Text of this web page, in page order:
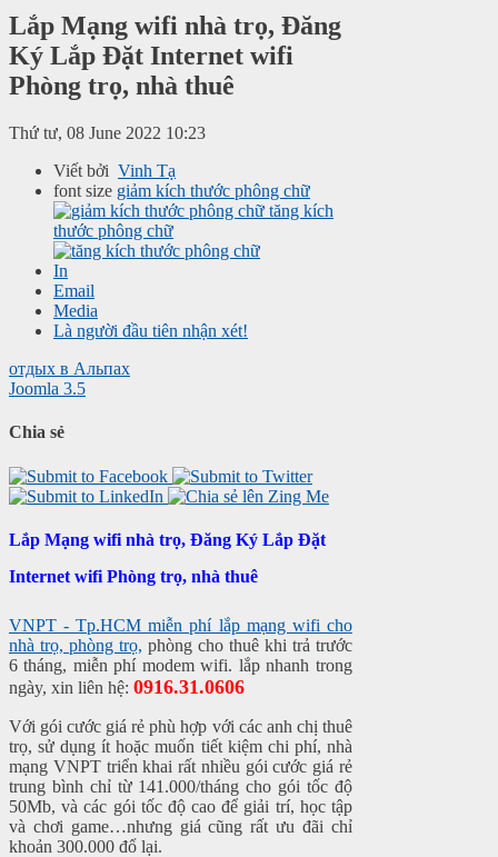
Lắp Mạng wifi nhà trọ, Đăng
Ký Lắp Đặt Internet wifi
Phòng trọ, nhà thuê
Thứ tư, 08 June 2022 10:23
Viết bởi Vinh Tạ
font size giảm kích thước phông chữ
tăng kích
thước phông chữ
In
Email
Media
Là người đầu tiên nhận xét!
отдых в Альпах
Joomla 3.5
Chia sẻ
Lắp Mạng wifi nhà trọ, Đăng Ký Lắp Đặt
Internet wifi Phòng trọ, nhà thuê
VNPT - Tp.HCM miễn phí lắp mạng wifi cho
nhà trọ, phòng trọ, phòng cho thuê khi trả trước
6 tháng, miễn phí modem wifi. lắp nhanh trong
ngày, xin liên hệ: 0916.31.0606
Với gói cước giá rẻ phù hợp với các anh chị thuê
trọ, sử dụng ít hoặc muốn tiết kiệm chi phí, nhà
mạng VNPT triển khai rất nhiều gói cước giá rẻ
trung bình chỉ từ 141.000/tháng cho gói tốc độ
50Mb, và các gói tốc độ cao để giải trí, học tập
và chơi game…nhưng giá cũng rất ưu đãi chỉ
khoản 300.000 đổ lại.